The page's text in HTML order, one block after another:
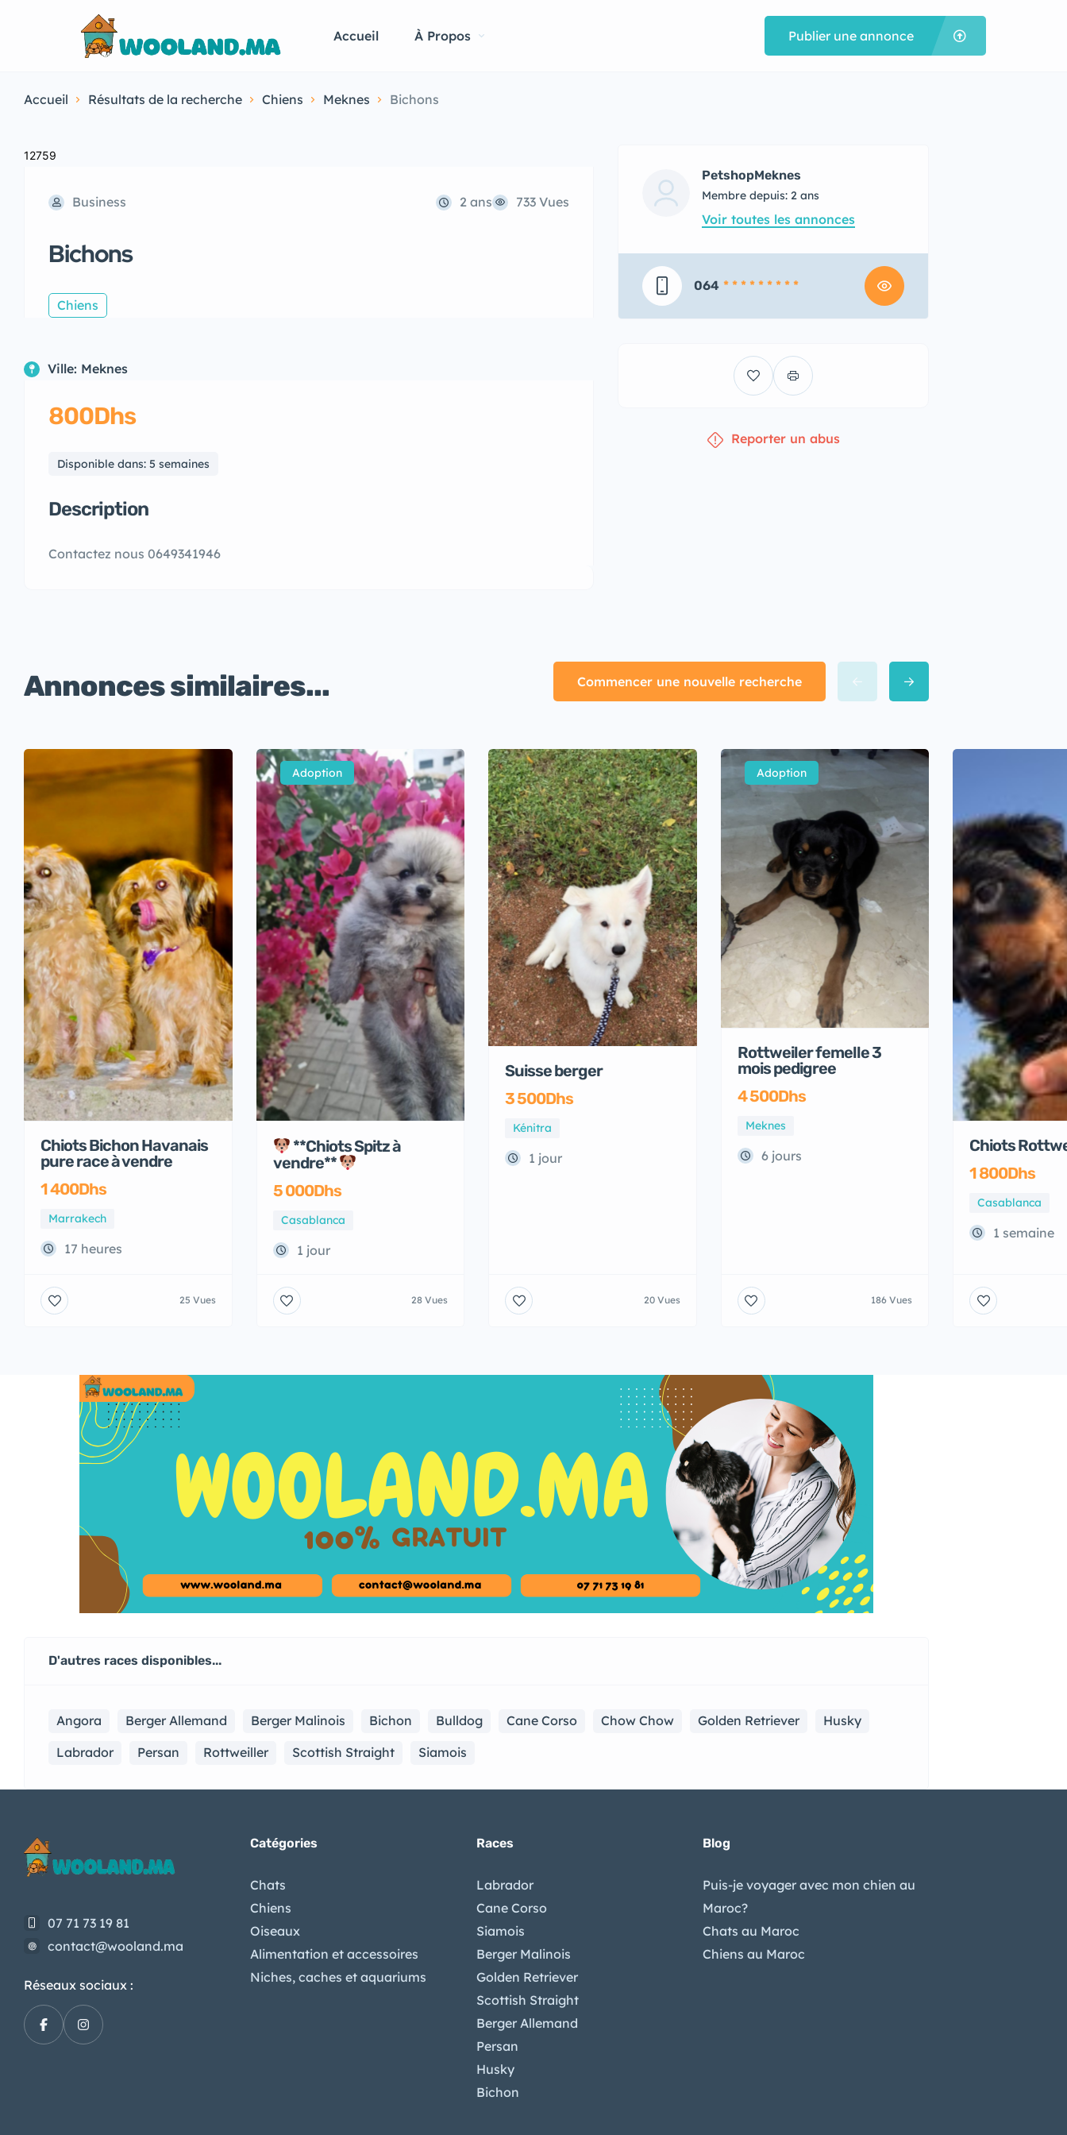
Accueil À Propos Publier une annonce
Accueil Résultats de la recherche Chiens Meknes Bichons
12759
Business 2 ans 733 Vues
Bichons
Chiens
Ville: Meknes
800Dhs
Disponible dans: 5 semaines
Description
Contactez nous 0649341946
PetshopMeknes
Membre depuis: 2 ans
Voir toutes les annonces
064 * * * * * * * * *
Reporter un abus
Annonces similaires... Commencer une nouvelle recherche
Chiots Bichon Havanais
pure race à vendre
1 400Dhs
Marrakech
17 heures
25 Vues
Adoption
**Chiots Spitz à
vendre**
5 000Dhs
Casablanca
1 jour
28 Vues
Suisse berger
3 500Dhs
Kénitra
1 jour
20 Vues
Adoption
Rottweiler femelle 3
mois pedigree
4 500Dhs
Meknes
6 jours
186 Vues
Chiots
1 800Dhs
Casablanca
1 semaine
D'autres races disponibles...
Angora Berger Allemand Berger Malinois Bichon Bulldog Cane Corso Chow Chow Golden Retriever
Husky
Labrador
Persan Rottweiller Scottish Straight Siamois
07 71 73 19 81
contact@wooland.ma
Réseaux sociaux :
Catégories
Chats
Chiens
Oiseaux
Alimentation et accessoires
Niches, caches et aquariums
Races
Labrador
Cane Corso
Siamois
Berger Malinois
Golden Retriever
Scottish Straight
Berger Allemand
Persan
Husky
Bichon
Blog
Puis-je voyager avec mon chien au
Maroc?
Chats au Maroc
Chiens au Maroc